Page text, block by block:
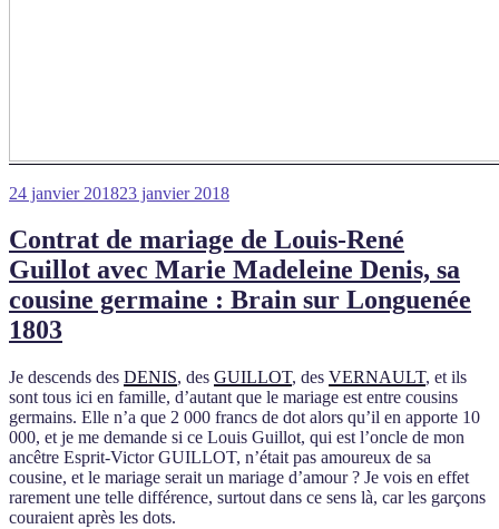
Publié
24 janvier 201823 janvier 2018
Contrat de mariage de Louis-René
Guillot avec Marie Madeleine Denis, sa
cousine germaine : Brain sur Longuenée
1803
Je descends des DENIS, des GUILLOT, des VERNAULT, et ils
sont tous ici en famille, d’autant que le mariage est entre cousins
germains. Elle n’a que 2 000 francs de dot alors qu’il en apporte 10
000, et je me demande si ce Louis Guillot, qui est l’oncle de mon
ancêtre Esprit-Victor GUILLOT, n’était pas amoureux de sa
cousine, et le mariage serait un mariage d’amour ? Je vois en effet
rarement une telle différence, surtout dans ce sens là, car les garçons
couraient après les dots.